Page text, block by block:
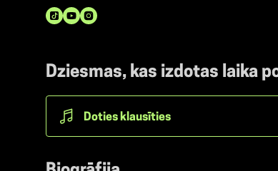
Dziesmas, kas izdotas laika
Doties klausīties